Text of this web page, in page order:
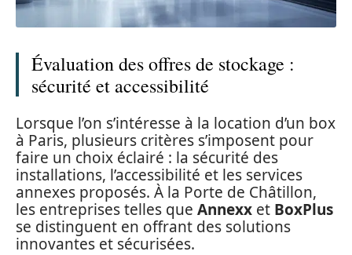
Évaluation des offres de stockage :
sécurité et accessibilité
Lorsque l’on s’intéresse à la location d’un box
à Paris, plusieurs critères s’imposent pour
faire un choix éclairé : la sécurité des
installations, l’accessibilité et les services
annexes proposés. À la Porte de Châtillon,
les entreprises telles que Annexx et BoxPlus
se distinguent en offrant des solutions
innovantes et sécurisées.